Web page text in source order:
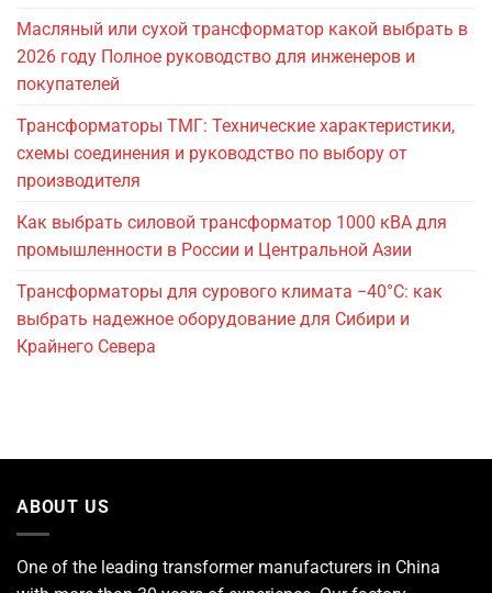
Масляный или сухой трансформатор какой выбрать в
2026 году Полное руководство для инженеров и
покупателей
Трансформаторы ТМГ: Технические характеристики,
схемы соединения и руководство по выбору от
производителя
Как выбрать силовой трансформатор 1000 кВА для
промышленности в России и Центральной Азии
Трансформаторы для сурового климата −40°C: как
выбрать надежное оборудование для Сибири и
Крайнего Севера
ABOUT US
One of the leading transformer manufacturers in China